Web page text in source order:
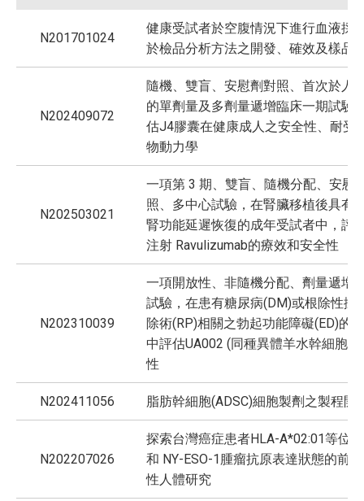
N201701024
健康受試者於空腹情況下進行血液採
於檢品分析方法之開發、確效及樣品
N202409072
隨機、雙盲、安慰劑對照、首次於人
的單劑量及多劑量遞增臨床一期試驗
估J4膠囊在健康成人之安全性、耐受
物動力學
N202503021
一項第 3 期、雙盲、隨機分配、安慰
照、多中心試驗，在腎臟移植後具有
腎功能延遲恢復的成年受試者中，評
注射 Ravulizumab的療效和安全性
N202310039
一項開放性、非隨機分配、劑量遞增
試驗，在患有糖尿病(DM)或根除性攝
除術(RP)相關之勃起功能障礙(ED)的
中評估UA002 (同種異體羊水幹細胞)
性
N202411056 脂肪幹細胞(ADSC)細胞製劑之製程開
N202207026
探索台灣癌症患者HLA-A*02:01等位
和 NY-ESO-1腫瘤抗原表達狀態的前
性人體研究